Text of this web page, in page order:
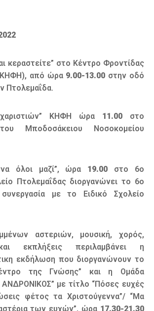
κεραστείτε” στο Κέντρο Φροντίδας
από ώρα 9.00-13.00 στην οδό
Πτολεμαΐδα.
ΚΗΦΗ ώρα 11.00 στο
Μποδοσάκειου Νοσοκομείου
όλοι μαζί”, ώρα 19.00 στο 6ο
Πτολεμαΐδας διοργανώνει το 6ο
με το Ειδικό Σχολείο
αστεριών, μουσική, χορός,
εκπλήξεις περιλαμβάνει η
εκδήλωση που διοργανώνουν το
της Γνώσης” και η Ομάδα
ΑΝΔΡΟΝΙΚΟΣ” με τίτλο “Πόσες ευχές
φέτος τα Χριστούγεννα”/ “Μα
των ευχών”, ώρα 17.30-21.30